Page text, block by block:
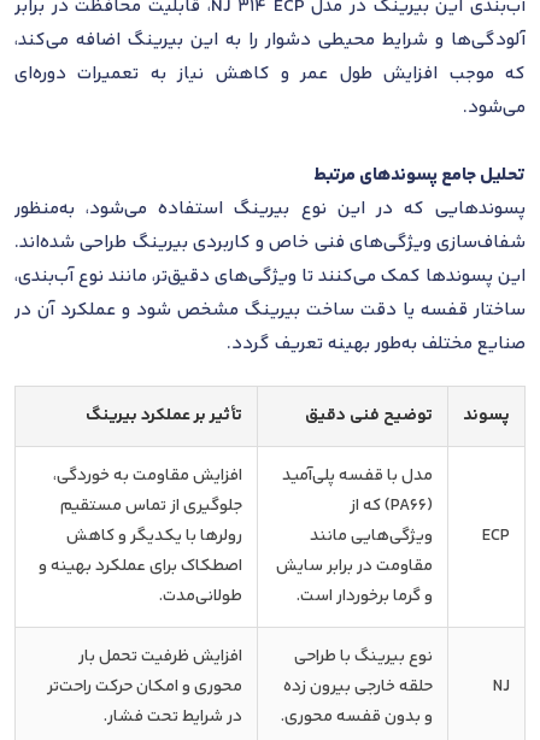
آب‌بندی این بیرینگ در مدل NJ 314 ECP، قابلیت محافظت در برابر
آلودگی‌ها و شرایط محیطی دشوار را به این بیرینگ اضافه می‌کند،
که موجب افزایش طول عمر و کاهش نیاز به تعمیرات دوره‌ای
می‌شود.
تحلیل جامع پسوندهای مرتبط
پسوندهایی که در این نوع بیرینگ استفاده می‌شود، به‌منظور
شفاف‌سازی ویژگی‌های فنی خاص و کاربردی بیرینگ طراحی شده‌اند.
این پسوندها کمک می‌کنند تا ویژگی‌های دقیق‌تر، مانند نوع آب‌بندی،
ساختار قفسه یا دقت ساخت بیرینگ مشخص شود و عملکرد آن در
صنایع مختلف به‌طور بهینه تعریف گردد.
پسوند توضیح فنی دقیق تأثیر بر عملکرد بیرینگ
ECP
مدل با قفسه پلی‌آمید
(PA66) که از
ویژگی‌هایی مانند
مقاومت در برابر سایش
و گرما برخوردار است.
افزایش مقاومت به خوردگی،
جلوگیری از تماس مستقیم
رولرها با یکدیگر و کاهش
اصطکاک برای عملکرد بهینه و
طولانی‌مدت.
NJ
نوع بیرینگ با طراحی
حلقه خارجی بیرون زده
و بدون قفسه محوری.
افزایش ظرفیت تحمل بار
محوری و امکان حرکت راحت‌تر
در شرایط تحت فشار.